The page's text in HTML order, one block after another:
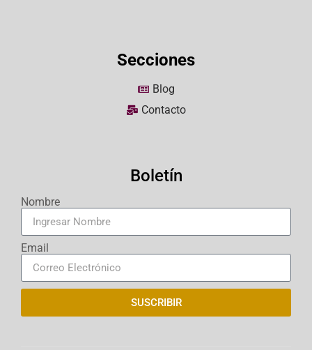
Secciones
Blog
Contacto
Boletín
Nombre
Email
SUSCRIBIR